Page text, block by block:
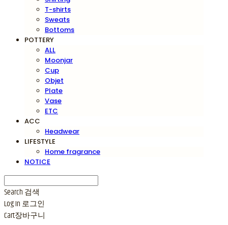
T-shirts
Sweats
Bottoms
POTTERY
ALL
Moonjar
Cup
Objet
Plate
Vase
ETC
ACC
Headwear
LIFESTYLE
Home fragrance
NOTICE
Search 검색
Log In 로그인
Cart장바구니